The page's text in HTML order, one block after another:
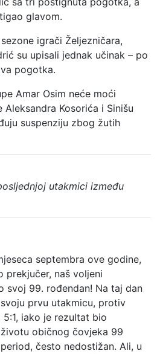
glavom.
igrači Željezničara,
su upisali jednak učinak – po
pogotka.
Amar Osim neće moći
Kosorića i Sinišu
suspenziju zbog žutih
utakmici između
septembra ove godine,
prekjučer, naš voljeni
svoj 99. rođendan! Na taj dan
prvu utakmicu, protiv
5:1, iako je rezultat bio
običnog čovjeka 99
često nedostižan. Ali, u